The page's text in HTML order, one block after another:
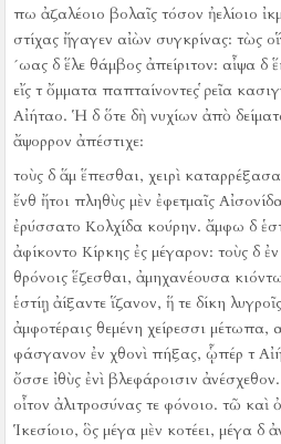
πω ἀζαλέοιο βολαῖς τόσον ἠελίοιο
στίχας ἤγαγεν αἰὼν συγκρίνας: τὼς
´ωας δ ἕλε θάμβος ἀπείριτον: αἶψα δ
εἴς τ ὄμματα παπταίνοντες ῥεῖα
Αἰήταο. Ἡ δ ὅτε δὴ νυχίων ἀπὸ
ἄψορρον ἀπέστιχε:
τοὺς δ ἅμ ἕπεσθαι, χειρὶ
ἔνθ ἤτοι πληθὺς μὲν ἐφετμαῖς
ἐρύσσατο Κολχίδα κούρην. ἄμφω δ
ἀφίκοντο Κίρκης ἐς μέγαρον: τοὺς δ
θρόνοις ἕζεσθαι, ἀμηχανέουσα
ἑστίῃ ἀίξαντε ἵζανον, ἥ τε δίκη
ἀμφοτέραις θεμένη χείρεσσι μέτωπα,
φάσγανον ἐν χθονὶ πήξας, ᾧπέρ τ
ὄσσε ἰθὺς ἐνὶ βλεφάροισιν ἀνέσχεθον.
οἶτον ἀλιτροσύνας τε φόνοιο. τῶ καὶ
Ἱκεσίοιο, ὃς μέγα μὲν κοτέει, μέγα δ